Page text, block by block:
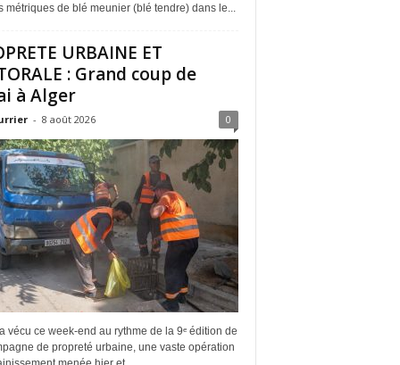
métriques de blé meunier (blé tendre) dans le...
URBAINE ET
: Grand coup de
à Alger
- 8 août 2026 0
vécu ce week-end au rythme de la 9ᵉ édition de
de propreté urbaine, une vaste opération